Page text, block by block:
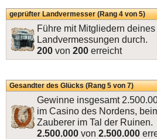
geprüfter Landvermesser (Rang 4 von 5)
Führe mit Mitgliedern
Landvermessungen durch.
200 von 200 erreicht
Gesandter des Glücks (Rang 5 von 7)
Gewinne insgesamt
im Casino des Nordens,
Zauberer im Tal der Ruinen.
2.500.000 von 2.500.000